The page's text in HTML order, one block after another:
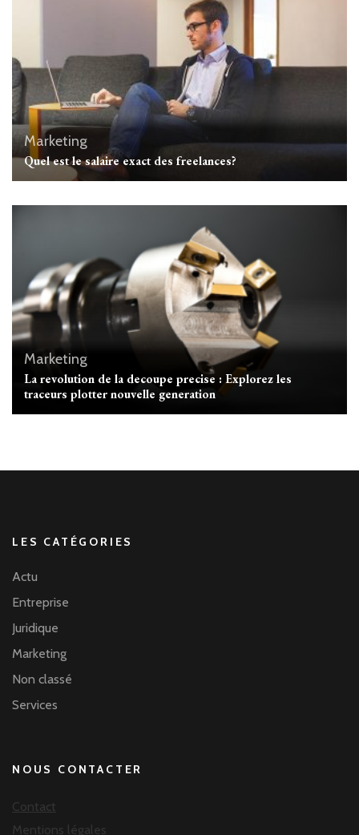
Marketing
Quel est le salaire exact des freelances?
Marketing
La revolution de la decoupe precise : Explorez les
traceurs plotter nouvelle generation
LES CATÉGORIES
Actu
Entreprise
Juridique
Marketing
Non classé
Services
NOUS CONTACTER
Contact
Mentions légales